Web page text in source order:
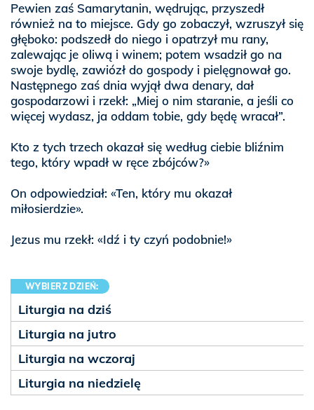
Pewien zaś Samarytanin, wędrując, przyszedł
również na to miejsce. Gdy go zobaczył, wzruszył się
głęboko: podszedł do niego i opatrzył mu rany,
zalewając je oliwą i winem; potem wsadził go na
swoje bydlę, zawiózł do gospody i pielęgnował go.
Następnego zaś dnia wyjął dwa denary, dał
gospodarzowi i rzekł: „Miej o nim staranie, a jeśli co
więcej wydasz, ja oddam tobie, gdy będę wracał”.
Kto z tych trzech okazał się według ciebie bliźnim
tego, który wpadł w ręce zbójców?»
On odpowiedział: «Ten, który mu okazał
miłosierdzie».
Jezus mu rzekł: «Idź i ty czyń podobnie!»
WYBIERZ DZIEŃ:
Liturgia na dziś
Liturgia na jutro
Liturgia na wczoraj
Liturgia na niedzielę